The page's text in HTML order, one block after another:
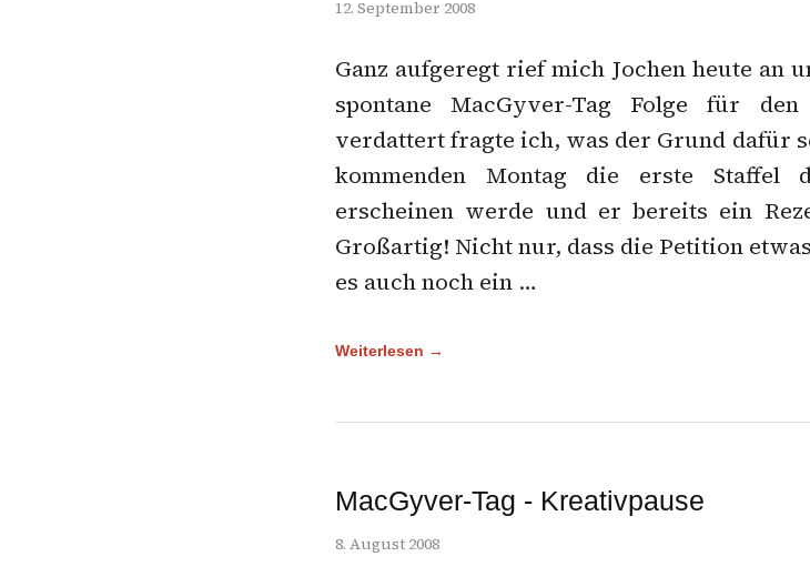
12. September 2008
Ganz aufgeregt rief mich Jochen heute an
spontane MacGyver-Tag Folge für den
verdattert fragte ich, was der Grund dafür
kommenden Montag die erste Staffel
erscheinen werde und er bereits ein
Großartig! Nicht nur, dass die Petition
es auch noch ein …
Weiterlesen →
MacGyver-Tag - Kreativpause
8. August 2008